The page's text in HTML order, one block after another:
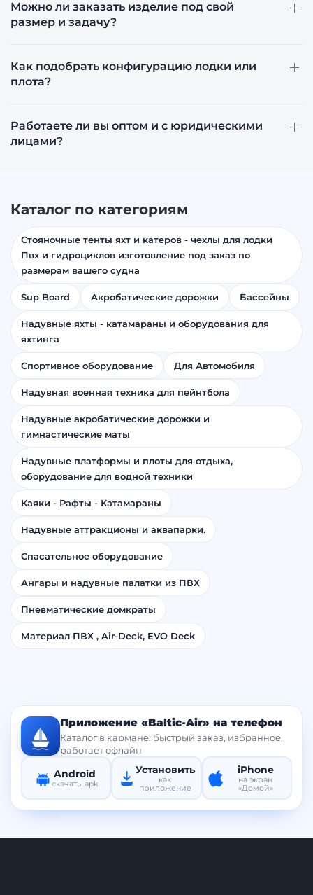
Можно ли заказать изделие под свой
размер и задачу?
Как подобрать конфигурацию лодки или
плота?
Работаете ли вы оптом и с юридическими
лицами?
Каталог по категориям
Стояночные тенты яхт и катеров - чехлы для лодки
Пвх и гидроциклов изготовление под заказ по
размерам вашего судна
Sup Board Акробатические дорожки Бассейны
Надувные яхты - катамараны и оборудования для
яхтинга
Спортивное оборудование Для Автомобиля
Надувная военная техника для пейнтбола
Надувные акробатические дорожки и
гимнастические маты
Надувные платформы и плоты для отдыха,
оборудование для водной техники
Каяки - Рафты - Катамараны
Надувные аттракционы и аквапарки.
Спасательное оборудование
Ангары и надувные палатки из ПВХ
Пневматические домкраты
Материал ПВХ , Air-Deck, EVO Deck
Приложение «Baltic-Air» на телефон
Каталог в кармане: быстрый заказ, избранное,
работает офлайн
Android
скачать .apk
Установить
как
приложение
iPhone
на экран
«Домой»